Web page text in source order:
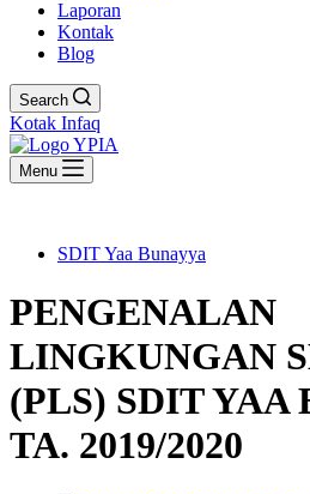
Laporan
Kontak
Blog
Search
Kotak Infaq
Menu
SDIT Yaa Bunayya
PENGENALAN
LINGKUNGAN
(PLS) SDIT YAA
TA. 2019/2020